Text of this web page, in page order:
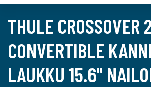
THULE CROSSOVER
CONVERTIBLE
LAUKKU 15.6"